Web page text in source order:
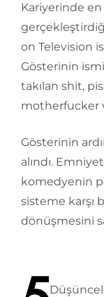
Kariyerinde en
on Television
Gösterinin
takılan shit,
motherfucker
Gösterinin
alındı.
komedyenin
sisteme karşı
dönüşmesini